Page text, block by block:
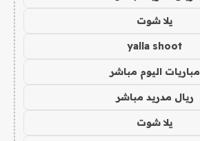
يلا شوت
yalla shoot
مباريات اليوم مباشر
ريال مدريد مباشر
يلا شوت